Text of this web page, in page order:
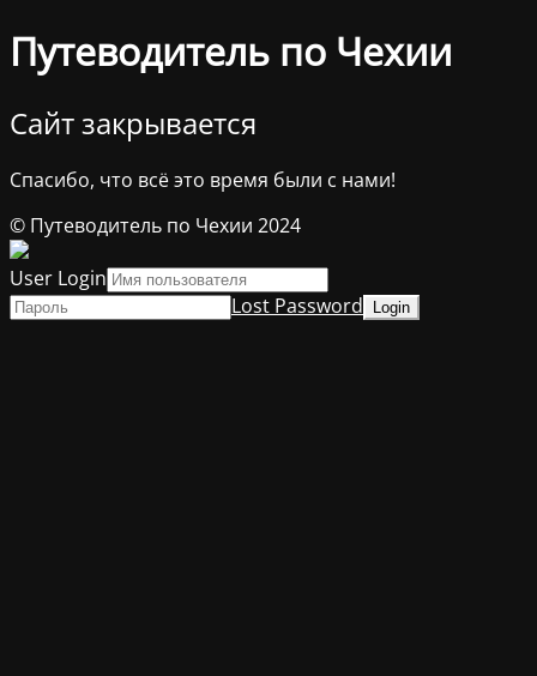
Путеводитель по Чехии
Сайт закрывается
Спасибо, что всё это время были с нами!
© Путеводитель по Чехии 2024
User Login
Lost Password